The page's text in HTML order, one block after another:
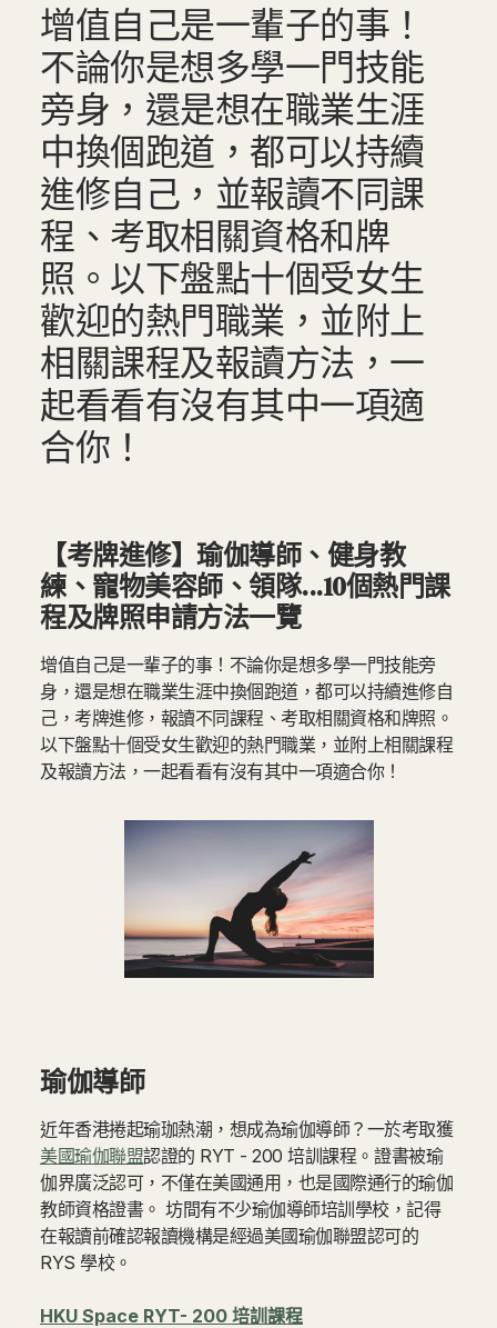
增值自己是一輩子的事！
不論你是想多學一門技能
旁身，還是想在職業生涯
中換個跑道，都可以持續
進修自己，並報讀不同課
程、考取相關資格和牌
照。以下盤點十個受女生
歡迎的熱門職業，並附上
相關課程及報讀方法，一
起看看有沒有其中一項適
合你！
【考牌進修】瑜伽導師、健身教
練、寵物美容師、領隊...10個熱門課
程及牌照申請方法一覽
增值自己是一輩子的事！不論你是想多學一門技能旁
身，還是想在職業生涯中換個跑道，都可以持續進修自
己，考牌進修，報讀不同課程、考取相關資格和牌照。
以下盤點十個受女生歡迎的熱門職業，並附上相關課程
及報讀方法，一起看看有沒有其中一項適合你！
瑜伽導師
近年香港捲起瑜珈熱潮，想成為瑜伽導師？一於考取獲
美國瑜伽聯盟認證的 RYT - 200 培訓課程。證書被瑜
伽界廣泛認可，不僅在美國通用，也是國際通行的瑜伽
教師資格證書。 坊間有不少瑜伽導師培訓學校，記得
在報讀前確認報讀機構是經過美國瑜伽聯盟認可的
RYS 學校。
HKU Space RYT- 200 培訓課程